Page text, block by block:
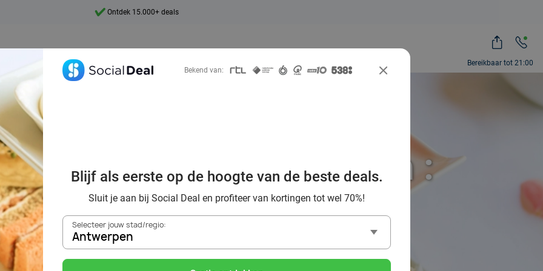
Bereikbaar tot 21:00
Ontdek 15.000+ deals
tea’s van Antwerpen :
korting via Social Deal
Bekend van:
Blijf als eerste op de hoogte van de beste deals.
Sluit je aan bij Social Deal en profiteer van kortingen tot wel 70%!
Selecteer jouw stad/regio:
Antwerpen